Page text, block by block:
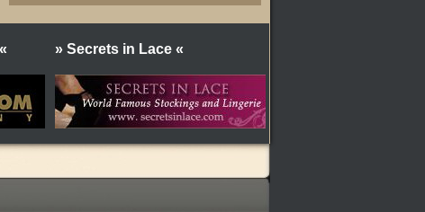
» Secrets in Lace «